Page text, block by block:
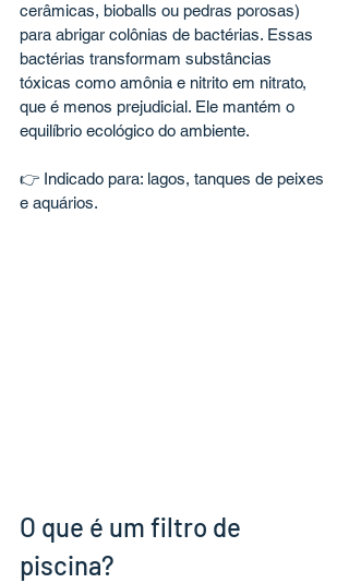
cerâmicas, bioballs ou pedras porosas)
para abrigar colônias de bactérias. Essas
bactérias transformam substâncias
tóxicas como amônia e nitrito em nitrato,
que é menos prejudicial. Ele mantém o
equilíbrio ecológico do ambiente.
👉 Indicado para: lagos, tanques de peixes
e aquários.
O que é um filtro de
piscina?